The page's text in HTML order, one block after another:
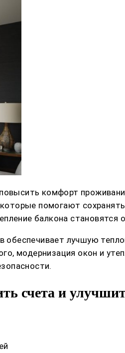
комфорт
помогают
балкона становятся
обеспечивает лучшую
модернизация окон и
счета и